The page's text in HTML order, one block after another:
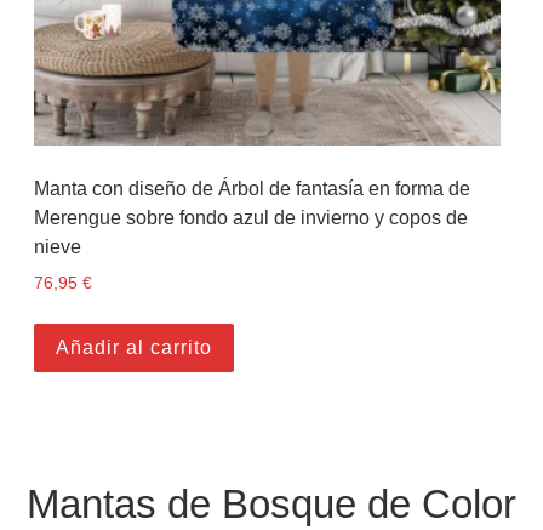
Manta con diseño de Árbol de fantasía en forma de
Merengue sobre fondo azul de invierno y copos de
nieve
76,95 €
Añadir al carrito
Mantas de Bosque de Color